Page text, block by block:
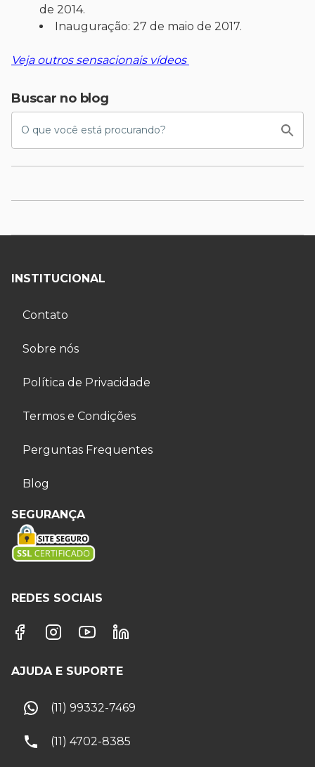
de 2014.
Inauguração: 27 de maio de 2017.
Veja outros sensacionais vídeos
Buscar no blog
INSTITUCIONAL
Contato
Sobre nós
Política de Privacidade
Termos e Condições
Perguntas Frequentes
Blog
SEGURANÇA
REDES SOCIAIS
AJUDA E SUPORTE
(11) 99332-7469
(11) 4702-8385